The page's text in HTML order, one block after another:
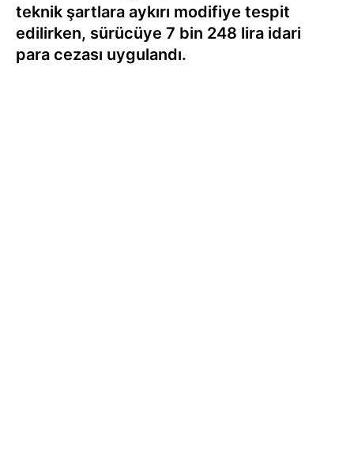
teknik şartlara aykırı modifiye tespit
edilirken, sürücüye 7 bin 248 lira idari
para cezası uygulandı.